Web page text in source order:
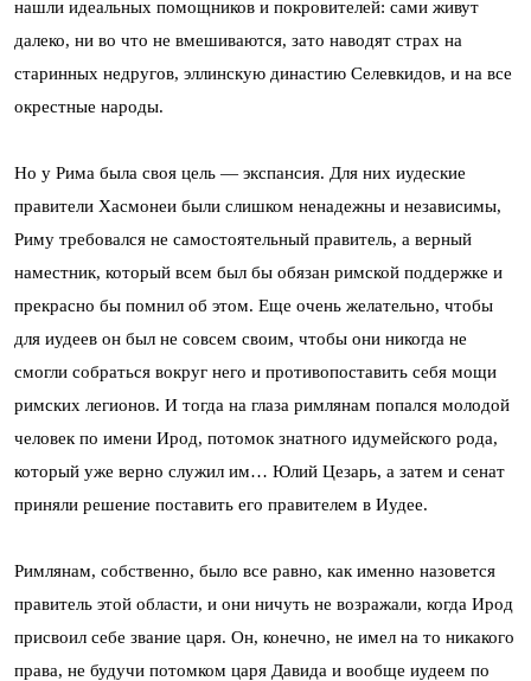
нашли идеальных помощников и покровителей: сами живут
далеко, ни во что не вмешиваются, зато наводят страх на
старинных недругов, эллинскую династию Селевкидов, и на все
окрестные народы.
Но у Рима была своя цель — экспансия. Для них иудеские
правители Хасмонеи были слишком ненадежны и независимы,
Риму требовался не самостоятельный правитель, а верный
наместник, который всем был бы обязан римской поддержке и
прекрасно бы помнил об этом. Еще очень желательно, чтобы
для иудеев он был не совсем своим, чтобы они никогда не
смогли собраться вокруг него и противопоставить себя мощи
римских легионов. И тогда на глаза римлянам попался молодой
человек по имени Ирод, потомок знатного идумейского рода,
который уже верно служил им… Юлий Цезарь, а затем и сенат
приняли решение поставить его правителем в Иудее.
Римлянам, собственно, было все равно, как именно назовется
правитель этой области, и они ничуть не возражали, когда Ирод
присвоил себе звание царя. Он, конечно, не имел на то никакого
права, не будучи потомком царя Давида и вообще иудеем по